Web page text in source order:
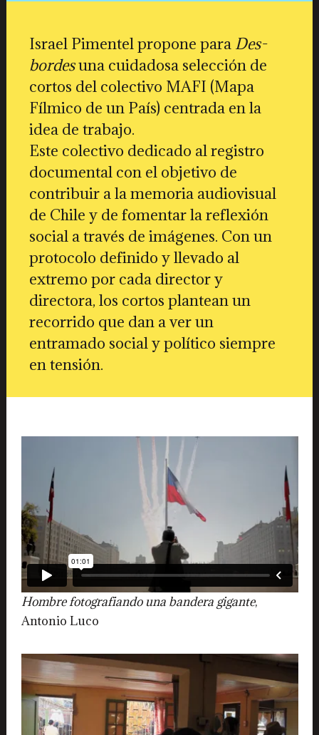
Israel Pimentel propone para Des-
bordesuna cuidadosa selección de
cortos del colectivo MAFI (Mapa
Fílmico de un País) centrada en la
idea de trabajo.
Este colectivo dedicado al registro
documental con el objetivo de
contribuir a la memoria audiovisual
de Chile y de fomentar la reflexión
social a través de imágenes. Con un
protocolo definido y llevado al
extremo por cada director y
directora, los cortos plantean un
recorrido que dan a ver un
entramado social y político siempre
en tensión.
Hombre fotografiando una bandera gigante,
Antonio Luco